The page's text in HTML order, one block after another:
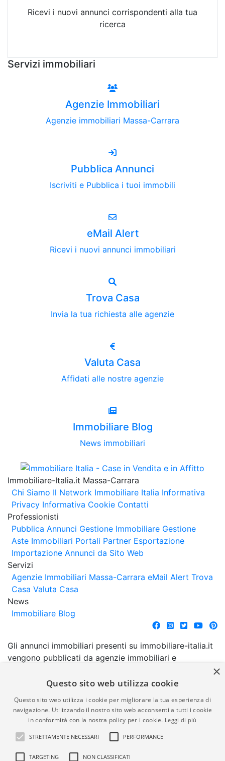
Ricevi i nuovi annunci corrispondenti alla tua
ricerca
Servizi immobiliari
Agenzie Immobiliari
Agenzie immobiliari Massa-Carrara
Pubblica Annunci
Iscriviti e Pubblica i tuoi immobili
eMail Alert
Ricevi i nuovi annunci immobiliari
Trova Casa
Invia la tua richiesta alle agenzie
Valuta Casa
Affidati alle nostre agenzie
Immobiliare Blog
News immobiliari
Immobiliare-Italia.it Massa-Carrara
Chi Siamo Il Network Immobiliare Italia Informativa
Privacy Informativa Cookie Contatti
Professionisti
Pubblica Annunci Gestione Immobiliare Gestione
Aste Immobiliari Portali Partner Esportazione
Importazione Annunci da Sito Web
Servizi
Agenzie Immobiliari Massa-Carrara eMail Alert Trova
Casa Valuta Casa
News
Immobiliare Blog
Gli annunci immobiliari presenti su immobiliare-italia.it
vengono pubblicati da agenzie immobiliari e
comporta l'approvazione o l'avallo da parte di
garanzia da parte di quest'ultima. immobiliare-italia.it
quindi non è responsabile della veridicità, della
correttezza, della completezza, della normativa in
materia di privacy e/o di alcun altro aspetto dei
suddetti annunci.
×
Questo sito web utilizza cookie
Questo sito web utilizza i cookie per migliorare la tua esperienza di
navigazione. Utilizzando il nostro sito web acconsenti a tutti i cookie
in conformità con la nostra policy per i cookie. Leggi di più
STRETTAMENTE NECESSARI PERFORMANCE
TARGETING NON CLASSIFICATI